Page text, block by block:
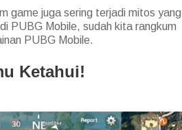
game juga sering terjadi mitos yang
PUBG Mobile, sudah kita rangkum
PUBG Mobile.
Ketahui!